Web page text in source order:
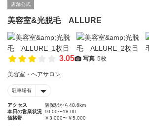
店舗公式
美容室&光脱毛 ALLURE
3.05 写真 5枚
美容室・ヘアサロン
駐車場有
アクセス
儀保駅から48.6km
本日の営業状況 10:00〜18:00
価格帯
￥3,000〜￥5,000